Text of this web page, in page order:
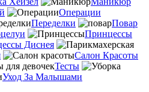
Операции
Переделки
Повар
Принцессы
Диснея
Салон Красоты
Тесты
Уход За Малышами